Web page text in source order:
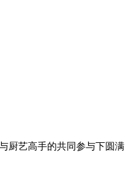
厨艺高手的共同参与下圆满